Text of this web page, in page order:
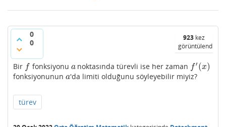
0
0
923 kez
görüntülendi
Bir f
f fonksiyonu a
anoktasında türevli ise her zaman f′ (x)
f′(x)
fonksiyonunun a
a'da limiti olduğunu söyleyebilir miyiz?
türev